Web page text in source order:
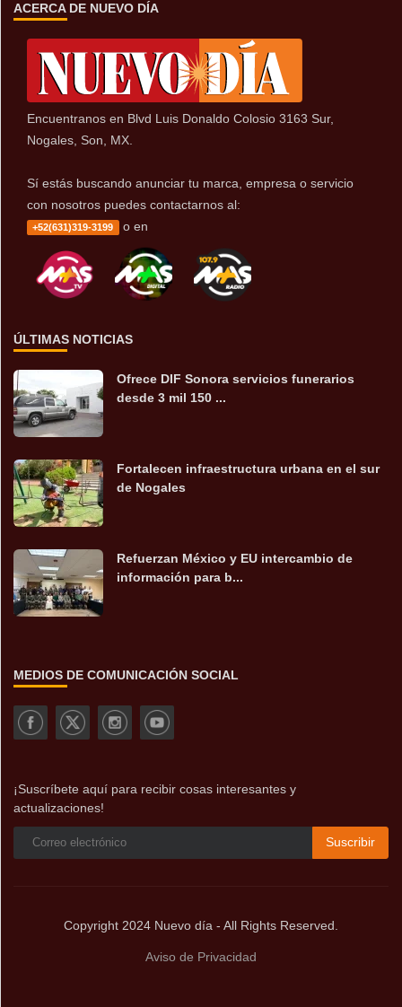
ACERCA DE NUEVO DÍA
Encuentranos en Blvd Luis Donaldo Colosio 3163 Sur,
Nogales, Son, MX.
Sí estás buscando anunciar tu marca, empresa o servicio
con nosotros puedes contactarnos al:
+52(631)319-3199 o en
ÚLTIMAS NOTICIAS
Ofrece DIF Sonora servicios funerarios
desde 3 mil 150 ...
Fortalecen infraestructura urbana en el sur
de Nogales
Refuerzan México y EU intercambio de
información para b...
MEDIOS DE COMUNICACIÓN SOCIAL
¡Suscríbete aquí para recibir cosas interesantes y
actualizaciones!
Suscribir
Copyright 2024 Nuevo día - All Rights Reserved.
Aviso de Privacidad